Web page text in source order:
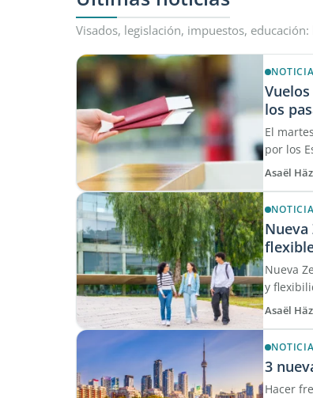
Visados, legislación, impuestos,
los
El
por los
Asaël
Nueva
y
Asaël
3
Hacer